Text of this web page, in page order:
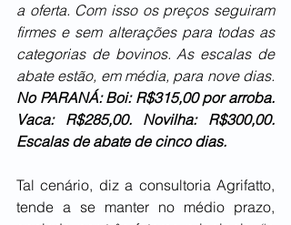
a oferta. Com isso os preços seguiram
firmes e sem alterações para todas as
categorias de bovinos. As escalas de
No PARANÁ: Boi: R$315,00 por arroba.
Vaca: R$285,00. Novilha: R$300,00.
Escalas de abate de cinco dias.
Tal cenário, diz a consultoria Agrifatto,
tende a se manter no médio prazo,